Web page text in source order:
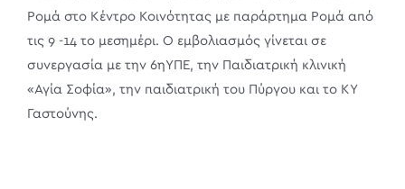
Ρομά στο Κέντρο Κοινότητας με παράρτημα Ρομά από
τις 9 -14 το μεσημέρι. Ο εμβολιασμός γίνεται σε
συνεργασία με την 6ηΥΠΕ, την Παιδιατρική κλινική
«Αγία Σοφία», την παιδιατρική του Πύργου και το ΚΥ
Γαστούνης.